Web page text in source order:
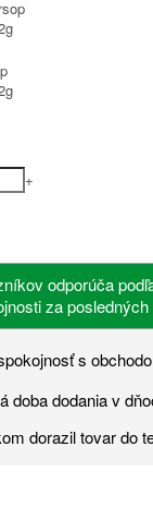
+
odporúča
za posledných
s
doba dodania v
dorazil tovar do